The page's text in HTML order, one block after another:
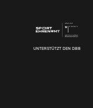
UNTERSTÜTZT DEN DBB